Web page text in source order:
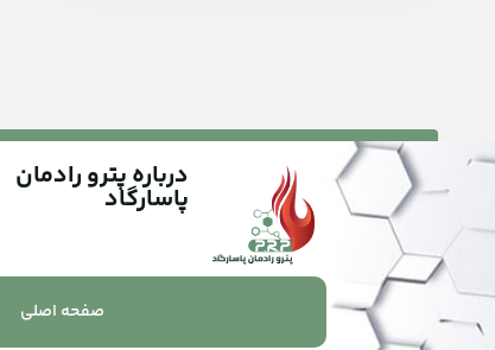
درباره پترو رادمان
پاسارگاد
صفحه اصلی